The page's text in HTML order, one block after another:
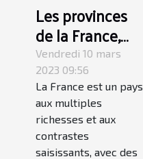
Les provinces
de la France,
des lieux
magnifiques à
visiter au moins
une fois dans sa
vie
Vendredi 10 mars
2023 09:56
La France est un pays
aux multiples
richesses et aux
contrastes
saisissants, avec des